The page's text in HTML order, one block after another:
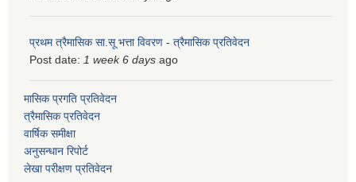
प्रथम त्रैमासिक सा.सू भत्ता विवरण - त्रैमासिक प्रतिवेदन
Post date: 1 week 6 days ago
मासिक प्रगति प्रतिवेदन
त्रैमासिक प्रतिवेदन
वार्षिक समीक्षा
अनुसन्धान रिपोर्ट
लेखा परीक्षण प्रतिवेदन